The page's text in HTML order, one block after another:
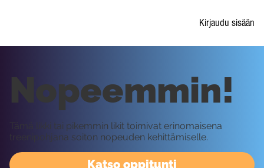
Kirjaudu sisään
Katso oppitunti
Nopeemmin!
Tämä likki tai pikemmin likit toimivat erinomaisena
treenipohjana soiton nopeuden kehittämiselle.